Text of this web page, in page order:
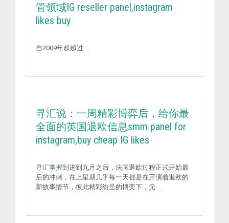
管领域IG reseller panel,instagram
likes buy
自2009年起超过 …
寻汇说：一周精彩博弈后，给你最
全面的英国退欧信息smm panel for
instagram,buy cheap IG likes
寻汇掌握到进到九月之后，法国退欧过程正式开始最
后的冲刺，在上星期几乎每一天都是在开演着退欧的
新故事情节，彼此精彩纷呈的博奕下，元 …